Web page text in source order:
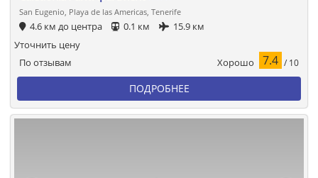
San Eugenio, Playa de las Americas, Tenerife
4.6 км до центра 0.1 км 15.9 км
По отзывам Хорошо 7.4 / 10
Уточнить цену
ПОДРОБНЕЕ